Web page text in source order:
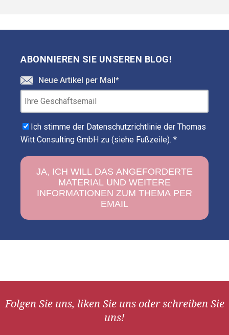
ABONNIEREN SIE UNSEREN BLOG!
Neue Artikel per Mail*
Ich stimme der Datenschutzrichtlinie der Thomas
Witt Consulting GmbH zu (siehe Fußzeile). *
Folgen Sie uns, liken Sie uns oder schreiben Sie
uns!